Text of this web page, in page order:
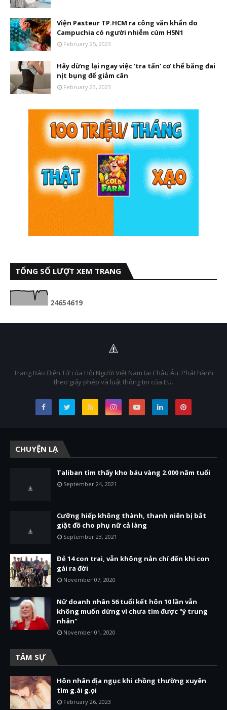
Viện Pasteur TP.HCM ra công văn khẩn do
Campuchia có người nhiễm cúm H5N1
February 25, 2023
Hãy dừng lại ngay việc 'tra tấn' cơ thể bằng đai
nịt bụng để giảm cân
February 23, 2023
TỔNG SỐ LƯỢT XEM TRANG
24654619
Trang Báo Điện Tử của Hội Người Việt Nam tại Châu Âu. Phát hành
theo giấy phép và luật thông tin của EU.
CHUYỆN LẠ
Taliban tìm thấy kho báu vàng 2.000 năm tuổi
September 24, 2021
Cưỡng hiếp không thành, thanh niên bị bắt
giặt đồ cho phụ nữ cả làng
September 23, 2021
Đẻ 14 con trai, vẫn không nản chí đến khi con
gái ra đời
November 07, 2020
Nữ doanh nhân 56 tuổi kết hôn 10 lần vẫn
không muốn dừng vì chưa tìm được "ý trung
nhân"
November 01, 2020
TÂM SỰ
Hôn nhân địa ngục khi chồng thường xuyên
tìm g.ái g.ọi
February 26, 2023